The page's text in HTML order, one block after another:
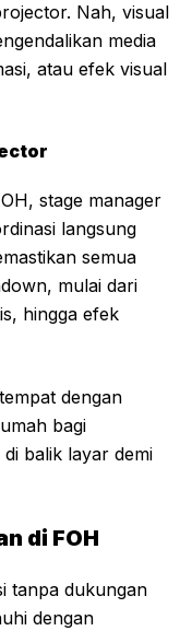
Nah, visual
media
atau efek visual
stage manager
langsung
semua
mulai dari
hingga efek
dengan
bagi
balik layar demi
di FOH
tanpa dukungan
dengan